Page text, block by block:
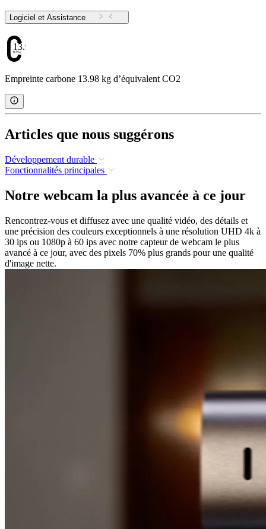
Logiciel et Assistance
13.98
Empreinte carbone 13.98 kg d’équivalent CO2
Articles que nous suggérons
Développement durable
Fonctionnalités principales
Notre webcam la plus avancée à ce jour
Rencontrez-vous et diffusez avec une qualité vidéo, des détails et
une précision des couleurs exceptionnels à une résolution UHD 4k à
30 ips ou 1080p à 60 ips avec notre capteur de webcam le plus
avancé à ce jour, avec des pixels 70% plus grands pour une qualité
d'image nette.